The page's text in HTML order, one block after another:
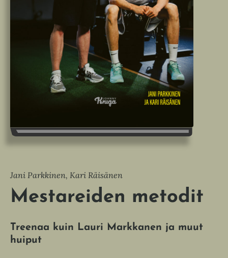
Jani Parkkinen, Kari Räisänen
Mestareiden metodit
Treenaa kuin Lauri Markkanen ja muut
huiput